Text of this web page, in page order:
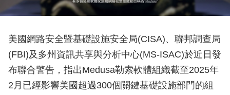
美國網路安全暨基礎設施安全局(CISA)、聯邦調查局
(FBI)及多州資訊共享與分析中心(MS-ISAC)於近日發
布聯合警告，指出Medusa勒索軟體組織截至2025年
2月已經影響美國超過300個關鍵基礎設施部門的組